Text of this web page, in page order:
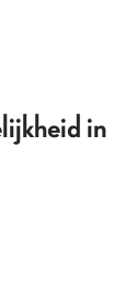
in